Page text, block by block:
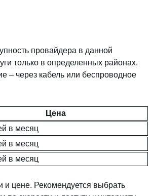
провайдера в данной
только в определенных районах.
– через кабель или беспроводное
Цена
в месяц
в месяц
в месяц
и цене. Рекомендуется выбрать